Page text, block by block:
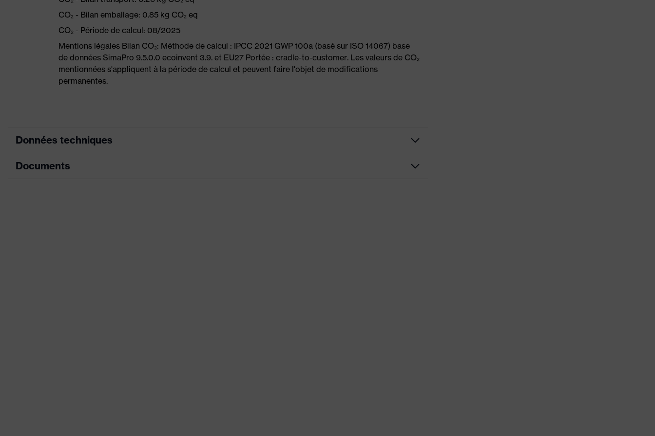
CO₂ - Bilan emballage: 0.85 kg CO₂ eq
CO₂ - Période de calcul: 08/2025
Mentions légales Bilan CO₂: Méthode de calcul : IPCC 2021 GWP 100a (basé sur ISO 14067) base
de données SimaPro 9.5.0.0 ecoinvent 3.9. et EU27 Portée : cradle-to-customer. Les valeurs de CO₂
mentionnées s'appliquent à la période de calcul et peuvent faire l'objet de modifications
permanentes.
Données techniques
Couleur marketing
Documents